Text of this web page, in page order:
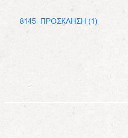
8145- ΠΡΟΣΚΛΗΣΗ (1)